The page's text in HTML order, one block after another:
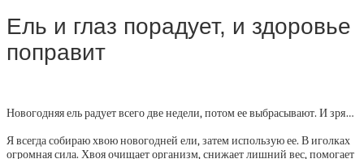
Ель и глаз порадует, и здоровье
поправит
Новогодняя ель радует всего две недели, потом ее выбрасывают. И зря…
Я всегда собираю хвою новогодней ели, затем использую ее. В иголках
огромная сила. Хвоя очищает организм, снижает лишний вес, помогает